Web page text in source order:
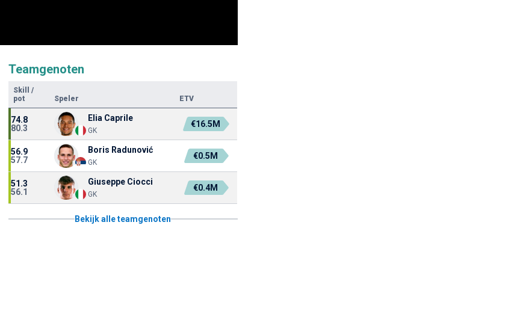
Teamgenoten
Skill
/
pot
Speler ETV
74.8
80.3
Elia Caprile
GK
€16.5M
56.9
57.7
Boris Radunović
GK
€0.5M
51.3
56.1
Giuseppe Ciocci
GK
€0.4M
Bekijk alle teamgenoten